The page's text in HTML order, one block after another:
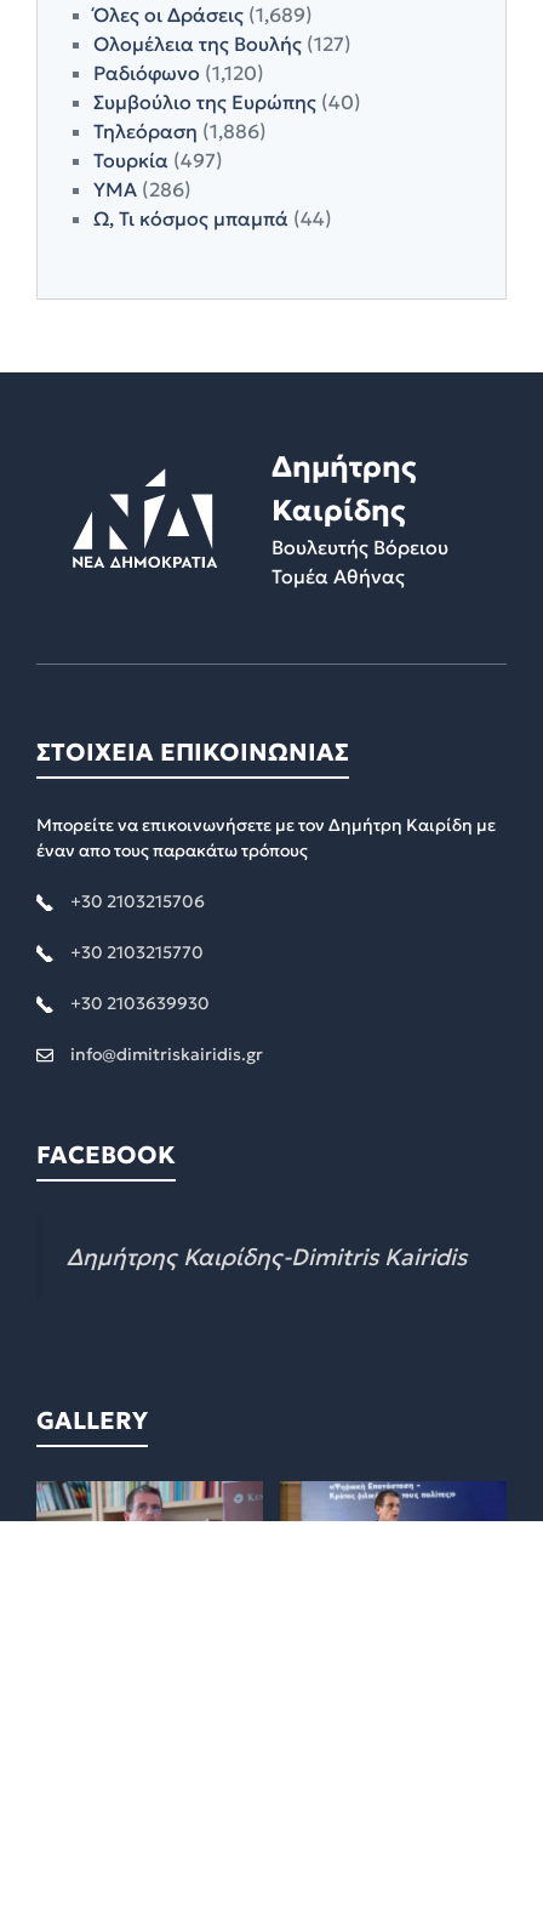
Όλες οι Δράσεις (1,689)
Ολομέλεια της Βουλής (127)
Ραδιόφωνο (1,120)
Συμβούλιο της Ευρώπης (40)
Τηλεόραση (1,886)
Τουρκία (497)
ΥΜΑ (286)
Ω, Τι κόσμος μπαμπά (44)
Δημήτρης
Καιρίδης
Βουλευτής Βόρειου
Τομέα Αθήνας
ΣΤΟΙΧΕΙΑ ΕΠΙΚΟΙΝΩΝΙΑΣ
Μπορείτε να επικοινωνήσετε με τον Δημήτρη Καιρίδη με
έναν απο τους παρακάτω τρόπους
+30 2103215706
+30 2103215770
+30 2103639930
info@dimitriskairidis.gr
FACEBOOK
Δημήτρης Καιρίδης-Dimitris Kairidis
GALLERY